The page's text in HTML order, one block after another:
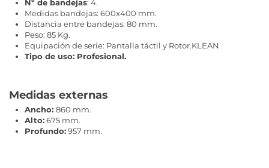
Nº de bandejas: 4.
Medidas bandejas: 600x400 mm.
Distancia entre bandejas: 80 mm.
Peso: 85 Kg.
Equipación de serie: Pantalla táctil y Rotor.KLEAN
Tipo de uso: Profesional.
Medidas externas
Ancho: 860 mm.
Alto:675 mm.
Profundo:957 mm.